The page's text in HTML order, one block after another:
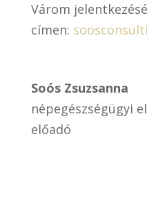
Várom
címen:
Soós Zsuzsanna
népegészségügyi
előadó